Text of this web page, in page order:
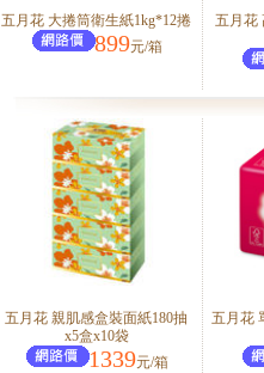
五月花 大捲筒衛生紙1kg*12捲
899元/箱
五月花
五月花 親肌感盒裝面紙180抽
x5盒x10袋
1339元/箱
五月花